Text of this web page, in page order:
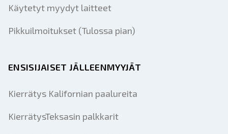
Käytetyt myydyt laitteet
Pikkuilmoitukset (Tulossa pian)
ENSISIJAISET JÄLLEENMYYJÄT
Kierrätys Kalifornian paalureita
KierrätysTeksasin palkkarit